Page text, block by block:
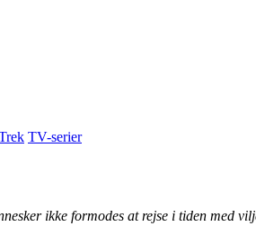
TV-serier
ikke formodes at rejse i tiden med